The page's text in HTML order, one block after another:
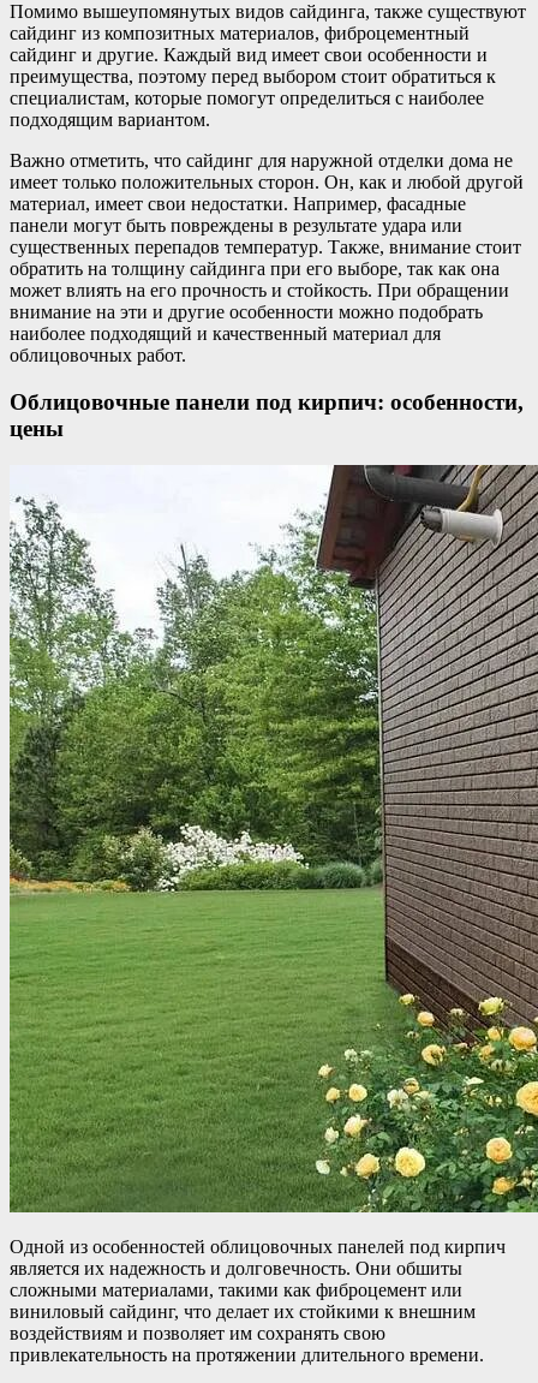
Помимо вышеупомянутых видов сайдинга, также существуют
сайдинг из композитных материалов, фиброцементный
сайдинг и другие. Каждый вид имеет свои особенности и
преимущества, поэтому перед выбором стоит обратиться к
специалистам, которые помогут определиться с наиболее
подходящим вариантом.
Важно отметить, что сайдинг для наружной отделки дома не
имеет только положительных сторон. Он, как и любой другой
материал, имеет свои недостатки. Например, фасадные
панели могут быть повреждены в результате удара или
существенных перепадов температур. Также, внимание стоит
обратить на толщину сайдинга при его выборе, так как она
может влиять на его прочность и стойкость. При обращении
внимание на эти и другие особенности можно подобрать
наиболее подходящий и качественный материал для
облицовочных работ.
Облицовочные панели под кирпич: особенности,
цены
Одной из особенностей облицовочных панелей под кирпич
является их надежность и долговечность. Они обшиты
сложными материалами, такими как фиброцемент или
виниловый сайдинг, что делает их стойкими к внешним
воздействиям и позволяет им сохранять свою
привлекательность на протяжении длительного времени.